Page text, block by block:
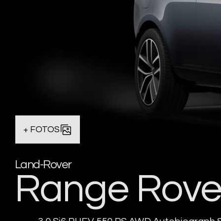
+ FOTOS
Land-Rover
Range